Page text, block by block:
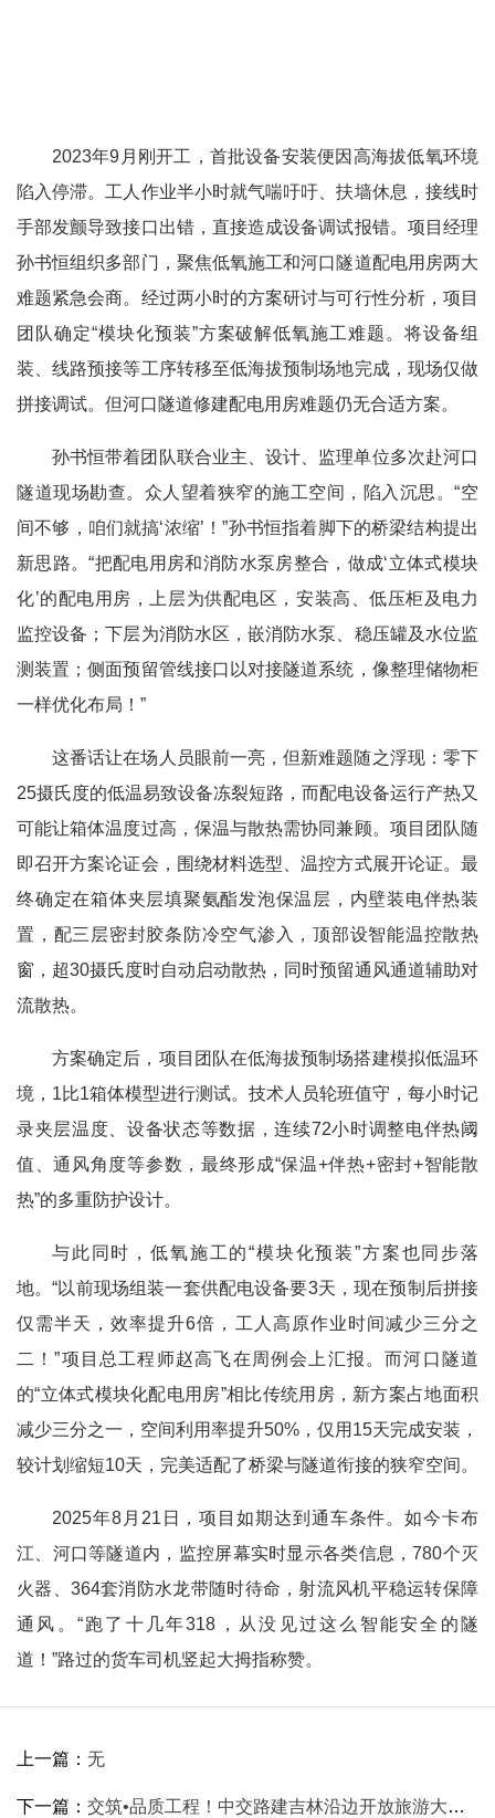
2023年9月刚开工，首批设备安装便因高海拔低氧环境
陷入停滞。工人作业半小时就气喘吁吁、扶墙休息，接线时
手部发颤导致接口出错，直接造成设备调试报错。项目经理
孙书恒组织多部门，聚焦低氧施工和河口隧道配电用房两大
难题紧急会商。经过两小时的方案研讨与可行性分析，项目
团队确定“模块化预装”方案破解低氧施工难题。将设备组
装、线路预接等工序转移至低海拔预制场地完成，现场仅做
拼接调试。但河口隧道修建配电用房难题仍无合适方案。
孙书恒带着团队联合业主、设计、监理单位多次赴河口
隧道现场勘查。众人望着狭窄的施工空间，陷入沉思。“空
间不够，咱们就搞‘浓缩’！”孙书恒指着脚下的桥梁结构提出
新思路。“把配电用房和消防水泵房整合，做成‘立体式模块
化’的配电用房，上层为供配电区，安装高、低压柜及电力
监控设备；下层为消防水区，嵌消防水泵、稳压罐及水位监
测装置；侧面预留管线接口以对接隧道系统，像整理储物柜
一样优化布局！”
这番话让在场人员眼前一亮，但新难题随之浮现：零下
25摄氏度的低温易致设备冻裂短路，而配电设备运行产热又
可能让箱体温度过高，保温与散热需协同兼顾。项目团队随
即召开方案论证会，围绕材料选型、温控方式展开论证。最
终确定在箱体夹层填聚氨酯发泡保温层，内壁装电伴热装
置，配三层密封胶条防冷空气渗入，顶部设智能温控散热
窗，超30摄氏度时自动启动散热，同时预留通风通道辅助对
流散热。
方案确定后，项目团队在低海拔预制场搭建模拟低温环
境，1比1箱体模型进行测试。技术人员轮班值守，每小时记
录夹层温度、设备状态等数据，连续72小时调整电伴热阈
值、通风角度等参数，最终形成“保温+伴热+密封+智能散
热”的多重防护设计。
与此同时，低氧施工的“模块化预装”方案也同步落
地。“以前现场组装一套供配电设备要3天，现在预制后拼接
仅需半天，效率提升6倍，工人高原作业时间减少三分之
二！”项目总工程师赵高飞在周例会上汇报。而河口隧道
的“立体式模块化配电用房”相比传统用房，新方案占地面积
减少三分之一，空间利用率提升50%，仅用15天完成安装，
较计划缩短10天，完美适配了桥梁与隧道衔接的狭窄空间。
2025年8月21日，项目如期达到通车条件。如今卡布
江、河口等隧道内，监控屏幕实时显示各类信息，780个灭
火器、364套消防水龙带随时待命，射流风机平稳运转保障
通风。“跑了十几年318，从没见过这么智能安全的隧
道！”路过的货车司机竖起大拇指称赞。
上一篇： 无
下一篇： 交筑•品质工程！中交路建吉林沿边开放旅游大通道项目举办媒体开放日活动